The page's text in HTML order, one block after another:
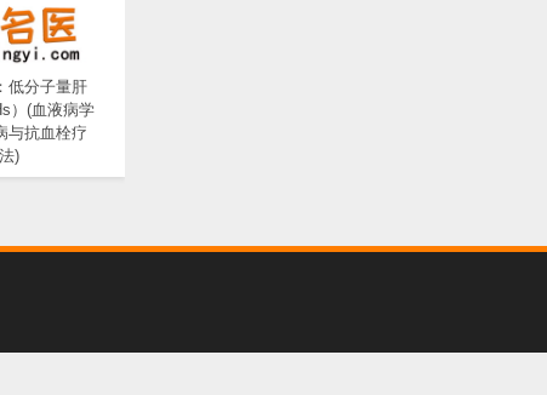
低分子量肝
）(血液病学
与抗血栓疗
法)